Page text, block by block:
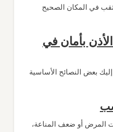
بأمان في
المرض أو ضعف المناعة،